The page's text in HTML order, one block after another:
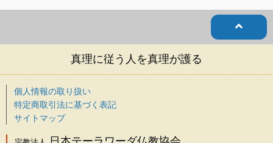
真理に従う人を真理が護る
個人情報の取り扱い
特定商取引法に基づく表記
サイトマップ